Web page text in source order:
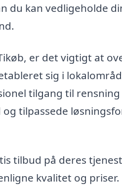
du kan vedligeholde
er det vigtigt at
sig i
tilgang til
tilpassede
tilbud på deres
kvalitet og priser.